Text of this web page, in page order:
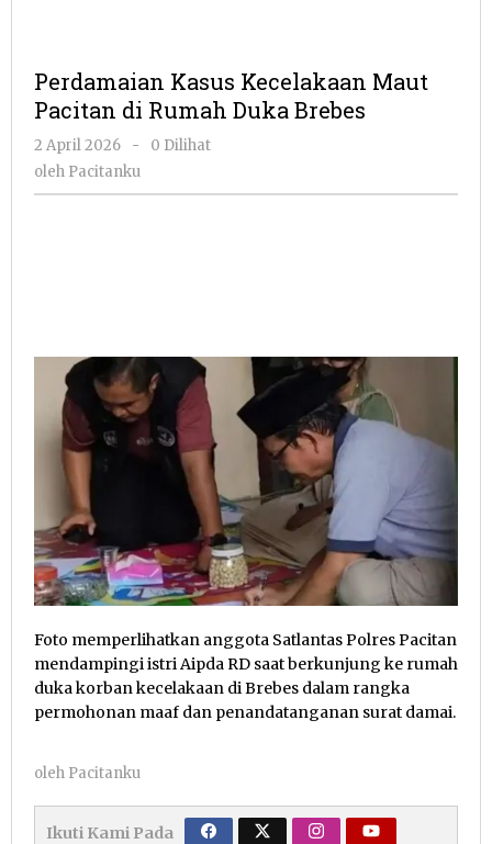
Perdamaian Kasus Kecelakaan Maut
Pacitan di Rumah Duka Brebes
2 April 2026
oleh
Pacitanku
-
0 Dilihat
oleh Pacitanku
Foto memperlihatkan anggota Satlantas Polres Pacitan
mendampingi istri Aipda RD saat berkunjung ke rumah
duka korban kecelakaan di Brebes dalam rangka
permohonan maaf dan penandatanganan surat damai.
oleh Pacitanku
Ikuti Kami Pada